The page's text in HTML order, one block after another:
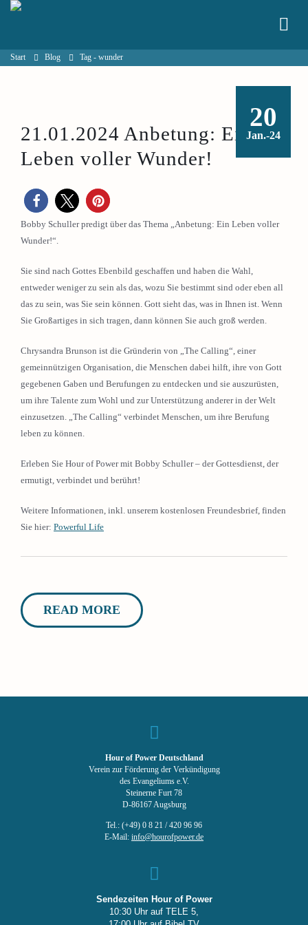
Start Blog Tag - wunder
20
Jan.-24
21.01.2024 Anbetung: Ein
Leben voller Wunder!
Bobby Schuller predigt über das Thema „Anbetung: Ein Leben voller
Wunder!“.
Sie sind nach Gottes Ebenbild geschaffen und haben die Wahl,
entweder weniger zu sein als das, wozu Sie bestimmt sind oder eben all
das zu sein, was Sie sein können. Gott sieht das, was in Ihnen ist. Wenn
Sie Großartiges in sich tragen, dann können Sie auch groß werden.
Chrysandra Brunson ist die Gründerin von „The Calling“, einer
gemeinnützigen Organisation, die Menschen dabei hilft, ihre von Gott
gegebenen Gaben und Berufungen zu entdecken und sie auszurüsten,
um ihre Talente zum Wohl und zur Unterstützung anderer in der Welt
einzusetzen. „The Calling“ verbindet Menschen, um ihre Berufung
leben zu können.
Erleben Sie Hour of Power mit Bobby Schuller – der Gottesdienst, der
ermutigt, verbindet und berührt!
Weitere Informationen, inkl. unserem kostenlosen Freundesbrief, finden
Sie hier: Powerful Life
READ MORE
Hour of Power Deutschland
Verein zur Förderung der Verkündigung
des Evangeliums e.V.
Steinerne Furt 78
D-86167 Augsburg
Tel.: (+49) 0 8 21 / 420 96 96
E-Mail: info@hourofpower.de
Sendezeiten Hour of Power
10:30 Uhr auf TELE 5,